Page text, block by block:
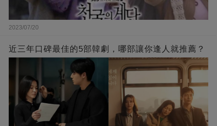
2023/07/20
近三年口碑最佳的5部韓劇，哪部讓你逢人就推薦？